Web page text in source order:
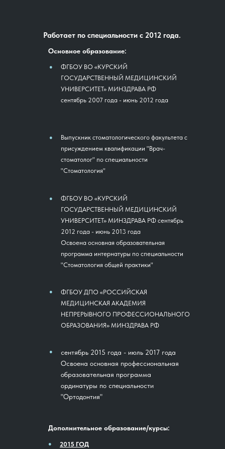
Работает по специальности с 2012 года.
Основное образование:
Дополнительное образование/курсы:
2015 ГОД
●
ФГБОУ ВО «КУРСКИЙ
ГОСУДАРСТВЕННЫЙ МЕДИЦИНСКИЙ
УНИВЕРСИТЕТ» МИНЗДРАВА РФ
сентябрь 2007 года - июнь 2012 года
●
Выпускник стоматологического факультета с
присуждением квалификации "Врач-
стоматолог" по специальности
"Стоматология"
●
ФГБОУ ВО «КУРСКИЙ
ГОСУДАРСТВЕННЫЙ МЕДИЦИНСКИЙ
УНИВЕРСИТЕТ» МИНЗДРАВА РФ сентябрь
2012 года - июнь 2013 года
Освоена основная образовательная
программа интернатуры по специальности
"Стоматология общей практики"
●
ФГБОУ ДПО «РОССИЙСКАЯ
МЕДИЦИНСКАЯ АКАДЕМИЯ
НЕПРЕРЫВНОГО ПРОФЕССИОНАЛЬНОГО
ОБРАЗОВАНИЯ» МИНЗДРАВА РФ
●
сентябрь 2015 года - июль 2017 года
Освоена основная профессиональная
образовательная программа
ординатуры по специальности
"Ортодонтия"
●